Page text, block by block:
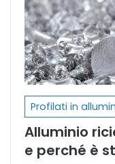
Profilati in
Alluminio
e perché è